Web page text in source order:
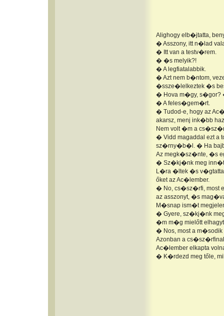
Alighogy elb�jtatta,
� Asszony, itt n�lad
� Itt van a testv�rem.
� �s melyik?!
� A legfiatalabbik.
� Azt nem b�ntom,
�ssze�lelkeztek �s
� Hova m�gy,
� A feles�gem�rt.
� Tudod-e, hogy az
akarsz, menj ink�bb
Nem volt �m a
� Vidd magaddal ezt a
sz�rny�b�l. � Ha
Az megk�sz�nte, �s
� Sz�kj�nk meg
L�ra �ltek �s
őket az Ac�lember.
� No, cs�sz�rfi, most
az asszonyt, �s
M�snap ism�t
� Gyere, sz�kj�nk
�m m�g mielőtt
� Nos, most a
Azonban a
Ac�lember elkapta
� K�rdezd meg tőle,